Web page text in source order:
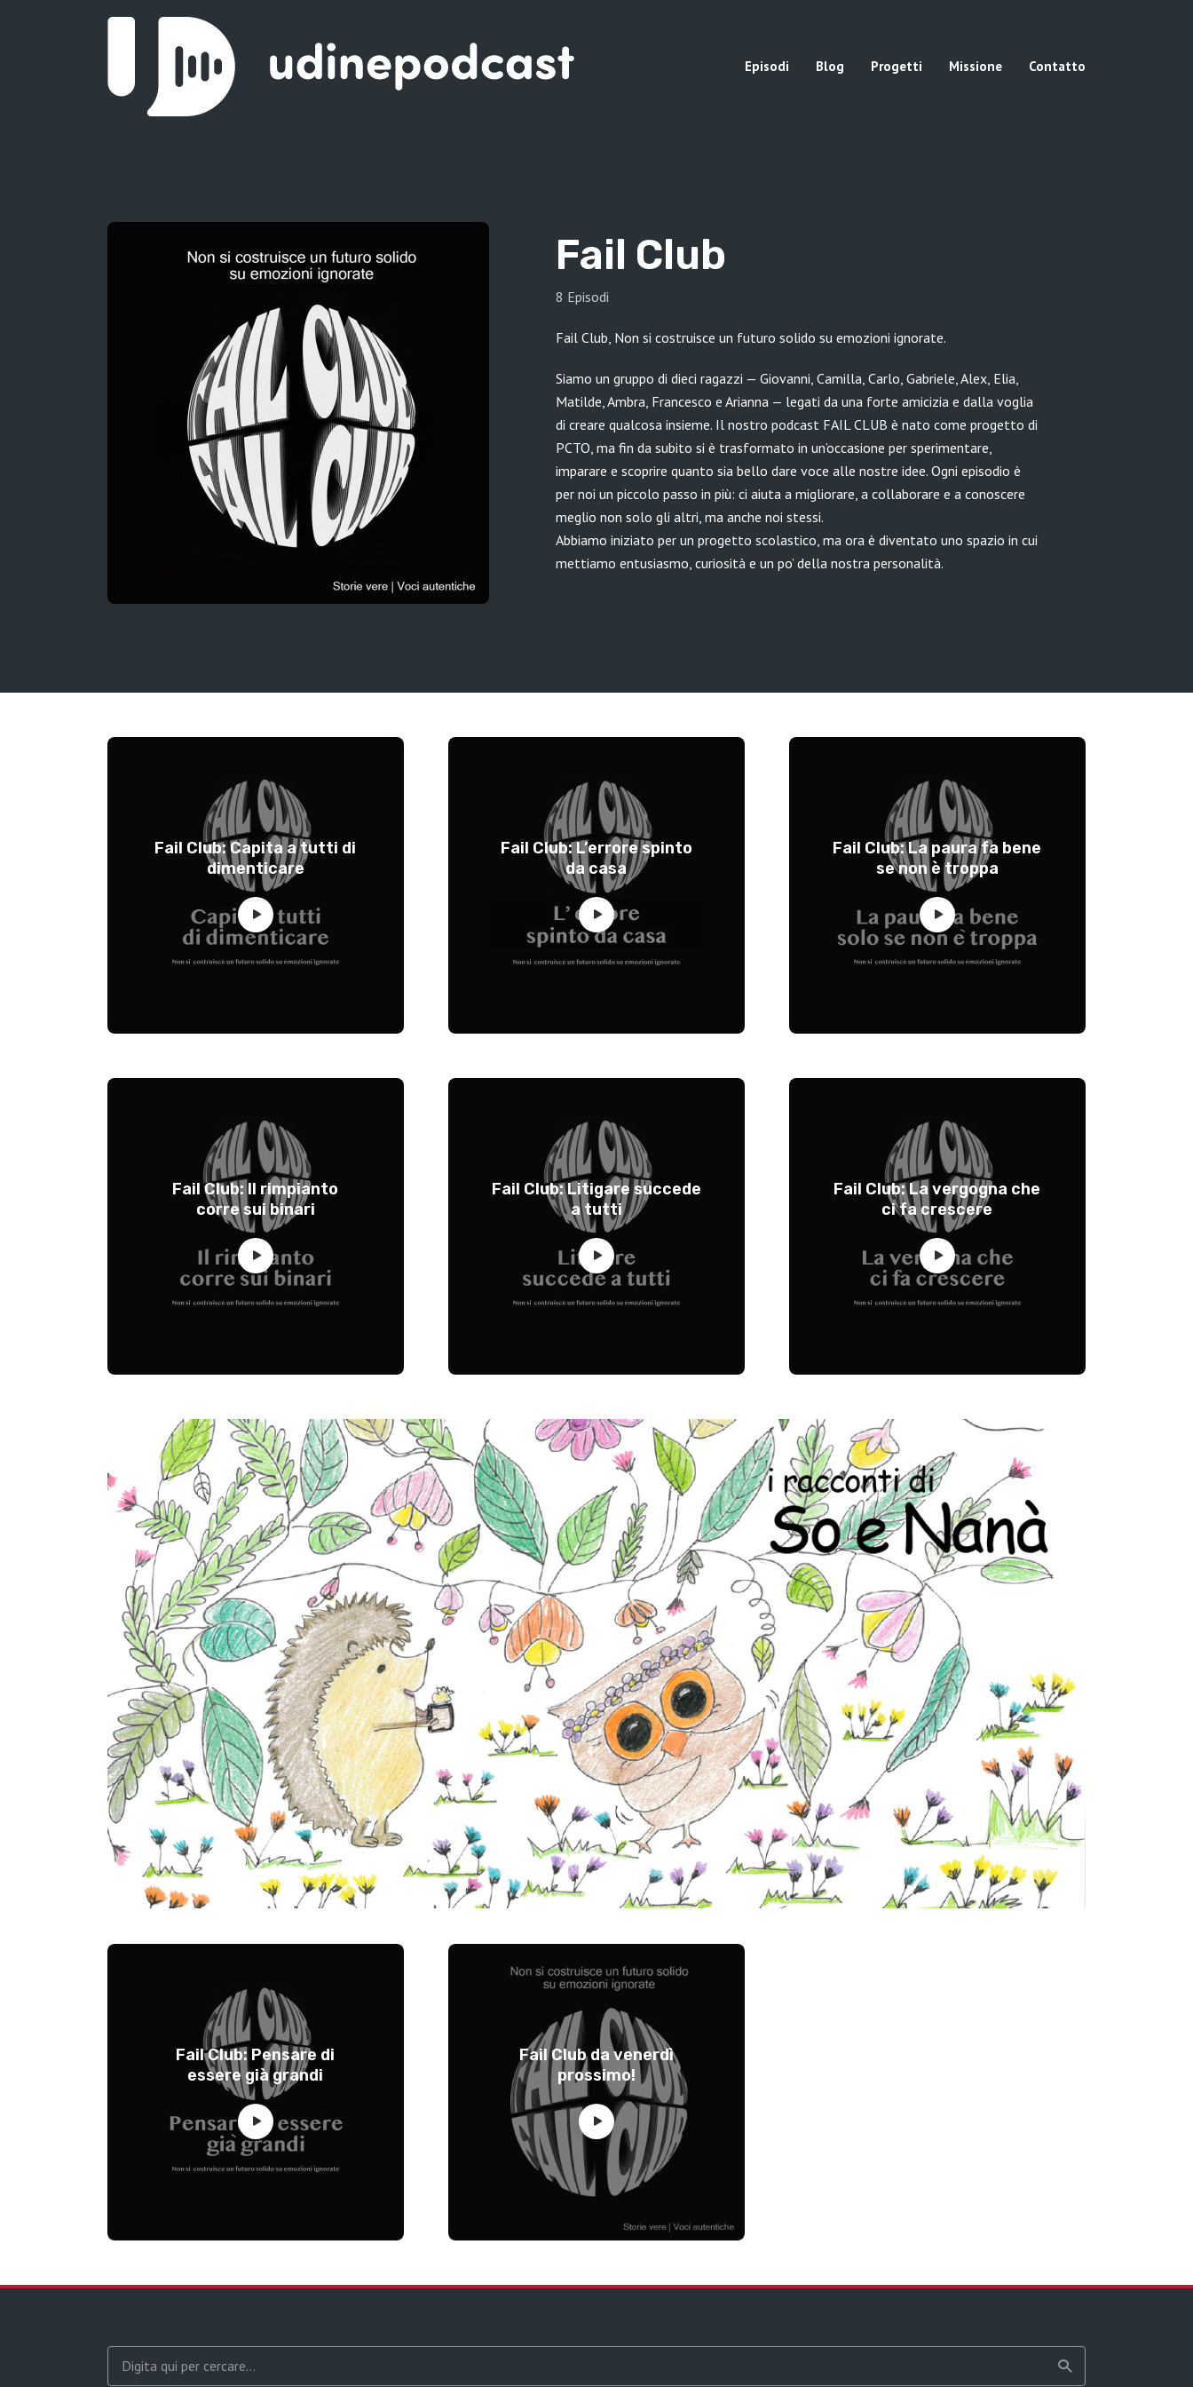
Episodi Blog Progetti Missione Contatto
Fail Club
8 Episodi
Fail Club, Non si costruisce un futuro solido su emozioni ignorate.
Siamo un gruppo di dieci ragazzi — Giovanni, Camilla, Carlo, Gabriele, Alex, Elia,
Matilde, Ambra, Francesco e Arianna — legati da una forte amicizia e dalla voglia
di creare qualcosa insieme. Il nostro podcast FAIL CLUB è nato come progetto di
PCTO, ma fin da subito si è trasformato in un’occasione per sperimentare,
imparare e scoprire quanto sia bello dare voce alle nostre idee. Ogni episodio è
per noi un piccolo passo in più: ci aiuta a migliorare, a collaborare e a conoscere
meglio non solo gli altri, ma anche noi stessi.
Abbiamo iniziato per un progetto scolastico, ma ora è diventato uno spazio in cui
mettiamo entusiasmo, curiosità e un po’ della nostra personalità.
Fail Club: Capita a tutti di
dimenticare
Fail Club: L’errore spinto
da casa
Fail Club: La paura fa bene
se non è troppa
Fail Club: Il rimpianto
corre sui binari
Fail Club: Litigare succede
a tutti
Fail Club: La vergogna che
ci fa crescere
Fail Club: Pensare di
essere già grandi
Fail Club da venerdì
prossimo!